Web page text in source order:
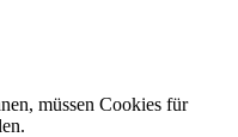
müssen Cookies für